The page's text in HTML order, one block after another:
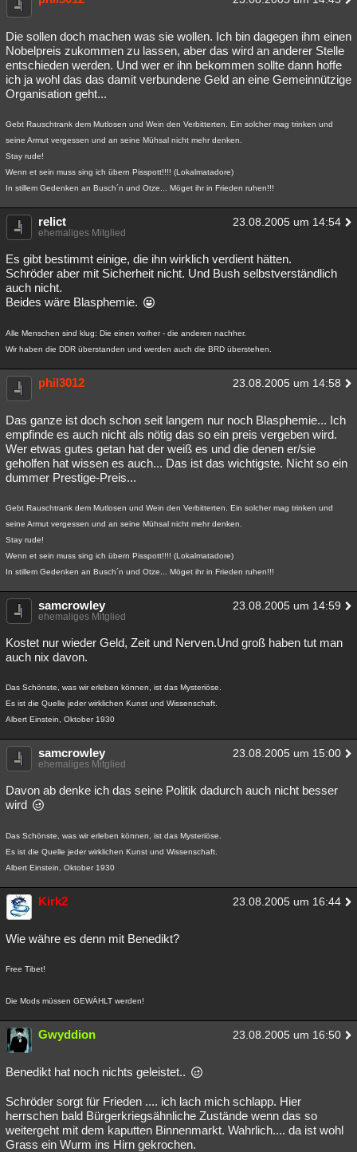
Die sollen doch machen was sie wollen. Ich bin dagegen ihm einen
Nobelpreis zukommen zu lassen, aber das wird an anderer Stelle
entschieden werden. Und wer er ihn bekommen sollte dann hoffe
ich ja wohl das das damit verbundene Geld an eine Gemeinnützige
Organisation geht...
Gebt Rauschtrank dem Mutlosen und Wein den Verbitterten. Ein solcher mag trinken und
seine Armut vergessen und an seine Mühsal nicht mehr denken.
Stay rude!
Wenn et sein muss sing ich übern Pisspott!!!! (Lokalmatadore)
In stillem Gedenken an Busch´n und Otze... Möget ihr in Frieden ruhen!!!
relict 23.08.2005 um 14:54
ehemaliges Mitglied
Es gibt bestimmt einige, die ihn wirklich verdient hätten.
Schröder aber mit Sicherheit nicht. Und Bush selbstverständlich
auch nicht.
Beides wäre Blasphemie.
Alle Menschen sind klug: Die einen vorher - die anderen nachher.
Wir haben die DDR überstanden und werden auch die BRD überstehen.
phil3012 23.08.2005 um 14:58
Das ganze ist doch schon seit langem nur noch Blasphemie... Ich
empfinde es auch nicht als nötig das so ein preis vergeben wird.
Wer etwas gutes getan hat der weiß es und die denen er/sie
geholfen hat wissen es auch... Das ist das wichtigste. Nicht so ein
dummer Prestige-Preis...
Gebt Rauschtrank dem Mutlosen und Wein den Verbitterten. Ein solcher mag trinken und
seine Armut vergessen und an seine Mühsal nicht mehr denken.
Stay rude!
Wenn et sein muss sing ich übern Pisspott!!!! (Lokalmatadore)
In stillem Gedenken an Busch´n und Otze... Möget ihr in Frieden ruhen!!!
samcrowley 23.08.2005 um 14:59
ehemaliges Mitglied
Kostet nur wieder Geld, Zeit und Nerven.Und groß haben tut man
auch nix davon.
Das Schönste, was wir erleben können, ist das Mysteriöse.
Es ist die Quelle jeder wirklichen Kunst und Wissenschaft.
Albert Einstein, Oktober 1930
samcrowley 23.08.2005 um 15:00
ehemaliges Mitglied
Davon ab denke ich das seine Politik dadurch auch nicht besser
wird
Das Schönste, was wir erleben können, ist das Mysteriöse.
Es ist die Quelle jeder wirklichen Kunst und Wissenschaft.
Albert Einstein, Oktober 1930
Kirk2 23.08.2005 um 16:44
Wie währe es denn mit Benedikt?
Free Tibet!
Die Mods müssen GEWÄHLT werden!
Gwyddion 23.08.2005 um 16:50
Benedikt hat noch nichts geleistet..
Schröder sorgt für Frieden .... ich lach mich schlapp. Hier
herrschen bald Bürgerkriegsähnliche Zustände wenn das so
weitergeht mit dem kaputten Binnenmarkt. Wahrlich.... da ist wohl
Grass ein Wurm ins Hirn gekrochen.